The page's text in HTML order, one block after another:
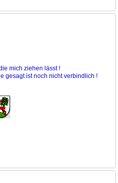
mich ziehen lässt !
gesagt ist noch nicht verbindlich !